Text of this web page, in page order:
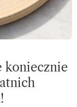
koniecznie